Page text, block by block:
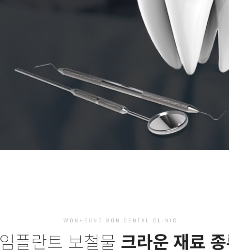
WONHEUNG BON DENTAL CLINIC
임플란트 보철물 크라운 재료